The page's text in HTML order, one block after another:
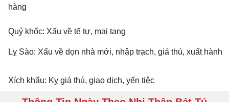
hàng
Quỷ khốc: Xấu về tế tự, mai tang
Lỵ Sào: Xấu về dọn nhà mới, nhập trạch, giá thú, xuất hành
Xích khẩu: Kỵ giá thú, giao dịch, yến tiệc